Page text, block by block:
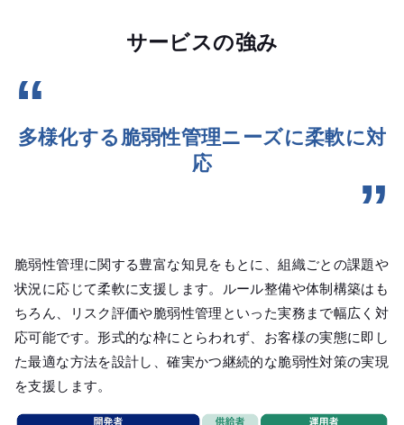
サービスの強み
多様化する脆弱性管理ニーズに柔軟に対
応
脆弱性管理に関する豊富な知見をもとに、組織ごとの課題や
状況に応じて柔軟に支援します。ルール整備や体制構築はも
ちろん、リスク評価や脆弱性管理といった実務まで幅広く対
応可能です。形式的な枠にとらわれず、お客様の実態に即し
た最適な方法を設計し、確実かつ継続的な脆弱性対策の実現
を支援します。